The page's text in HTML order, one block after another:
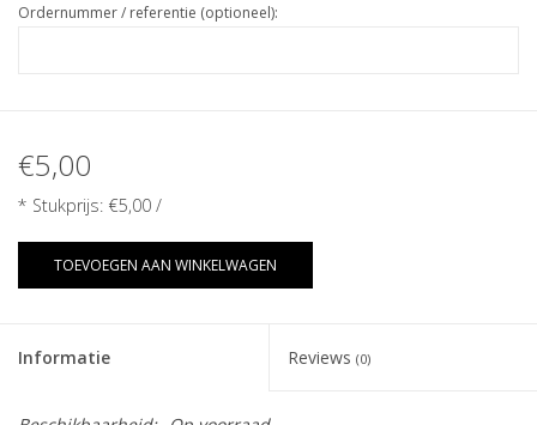
Ordernummer / referentie (optioneel):
€5,00
* Stukprijs: €5,00 /
TOEVOEGEN AAN WINKELWAGEN
Informatie Reviews (0)